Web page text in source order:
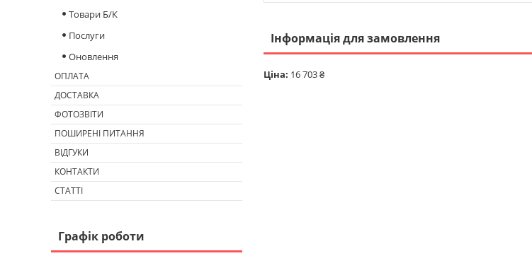
Інформація для замовлення
Ціна: 16 703 ₴
Товари Б/К
Послуги
Оновлення
ОПЛАТА
ДОСТАВКА
ФОТОЗВІТИ
ПОШИРЕНІ ПИТАННЯ
ВІДГУКИ
КОНТАКТИ
СТАТТІ
Графік роботи